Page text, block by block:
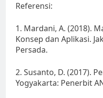
Referensi:
1. Mardani, A. (2018).
Konsep dan Aplikasi.
Persada.
2. Susanto, D. (2017).
Yogyakarta: Penerbit